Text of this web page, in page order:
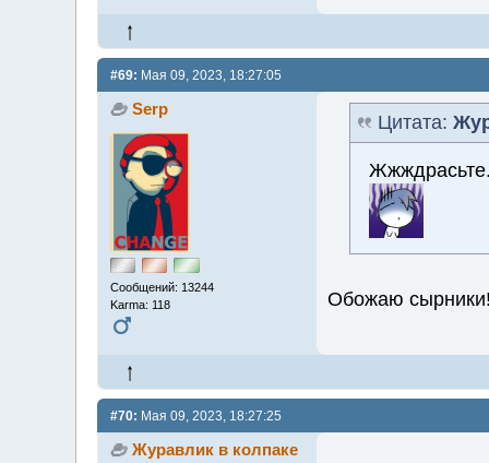
#69: Мая 09, 2023, 18:27:05
Serp
Сообщений: 13244
Karma: 118
Цитата:
Обожаю
#70: Мая 09, 2023, 18:27:25
Журавлик в колпаке